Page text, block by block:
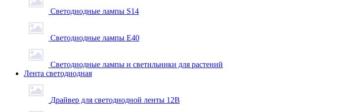
Светодиодные лампы S14
Светодиодные лампы Е40
Светодиодные лампы и светильники для растений
Лента светодиодная
Драйвер для светодиодной ленты 12В